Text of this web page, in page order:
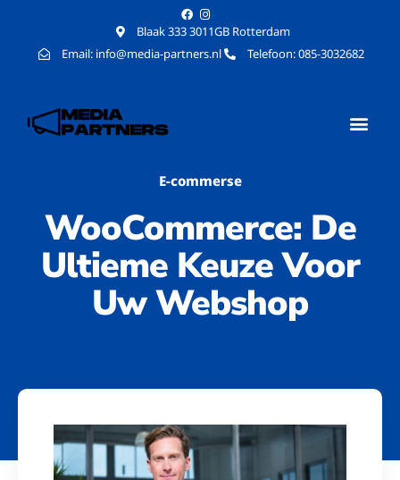
Blaak 333 3011GB Rotterdam
Email: info@media-partners.nl
Telefoon: 085-3032682
E-commerse
WooCommerce: De
Ultieme Keuze Voor
Uw Webshop